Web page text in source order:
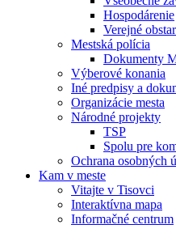
Hospodárenie
Verejné
Mestská polícia
Dokumenty
Výberové konania
Iné predpisy a
Organizácie mesta
Národné projekty
TSP
Spolu pre
Ochrana osobných
Kam v meste
Vitajte v Tisovci
Interaktívna mapa
Informačné centrum